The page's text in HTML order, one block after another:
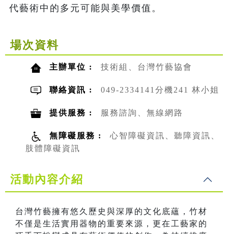
代藝術中的多元可能與美學價值。
場次資料
主辦單位 : 技術組、台灣竹藝協會
聯絡資訊 : 049-2334141分機241 林小姐
提供服務 : 服務諮詢、無線網路
無障礙服務 :
心智障礙資訊、聽障資訊、
肢體障礙資訊
活動內容介紹
台灣竹藝擁有悠久歷史與深厚的文化底蘊，竹材
不僅是生活實用器物的重要來源，更在工藝家的